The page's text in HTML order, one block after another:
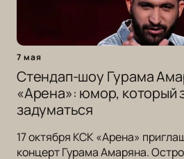
7 мая
Стендап-шоу Гурама
«Арена»: юмор, который
задуматься
17 октября КСК «Арена»
концерт Гурама Амаряна.